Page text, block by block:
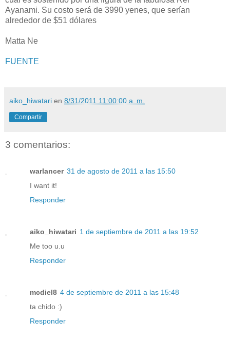
Ayanami. Su costo será de 3990 yenes, que serían
alrededor de $51 dólares
Matta Ne
FUENTE
aiko_hiwatari en 8/31/2011 11:00:00 a. m.
Compartir
3 comentarios:
warlancer 31 de agosto de 2011 a las 15:50
I want it!
Responder
aiko_hiwatari 1 de septiembre de 2011 a las 19:52
Me too u.u
Responder
mcdiel8 4 de septiembre de 2011 a las 15:48
ta chido :)
Responder